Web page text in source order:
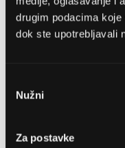
drugim podacima
dok ste upotrebljavali
pristanka
Nužni
Za postavke
OPTIKA